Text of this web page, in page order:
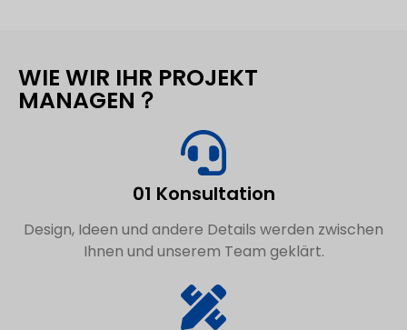
WIE WIR IHR PROJEKT
MANAGEN？
01 Konsultation
Design, Ideen und andere Details werden zwischen
Ihnen und unserem Team geklärt.